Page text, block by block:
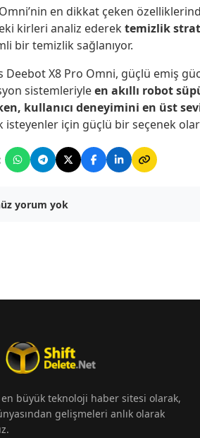
en dikkat çeken
kirleri analiz ederektemizlik
bir temizlik sağlanıyor.
Deebot X8 Pro Omni, güçlü emiş
sistemleriyleen akıllı robot
kullanıcı deneyimini en üst
isteyenler için güçlü bir seçenek
yorum yok
büyük teknoloji haber sitesi olarak,
gelişmeleri anlık olarak